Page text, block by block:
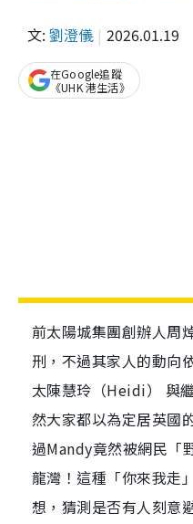
文: 劉澄儀 2026.01.19
在Google追蹤
《UHK 港生活》
前太陽城集團創辦人周
刑，不過其家人的動向
太陳慧玲（Heidi） 與
然大家都以為定居英國
過Mandy竟然被網民「
龍灣！這種「你來我走
想，猜測是否有人刻意